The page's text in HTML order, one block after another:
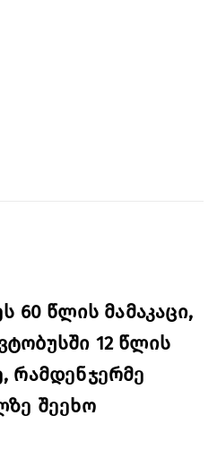
60 წლის მამაკაცი,
12 წლის
რამდენჯერმე
შეეხო